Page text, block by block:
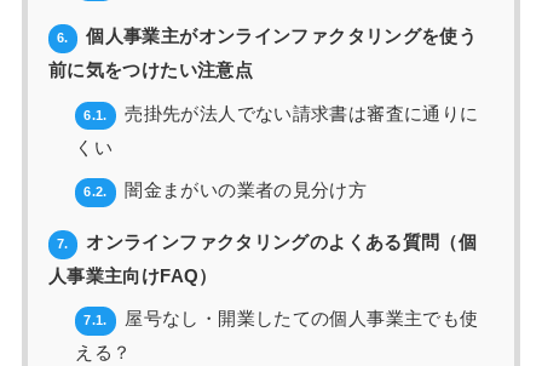
6.
個人事業主がオンラインファクタリングを使う
前に気をつけたい注意点
6.1.
売掛先が法人でない請求書は審査に通りに
くい
6.2. 闇金まがいの業者の見分け方
7.
オンラインファクタリングのよくある質問（個
人事業主向けFAQ）
7.1.
屋号なし・開業したての個人事業主でも使
える？